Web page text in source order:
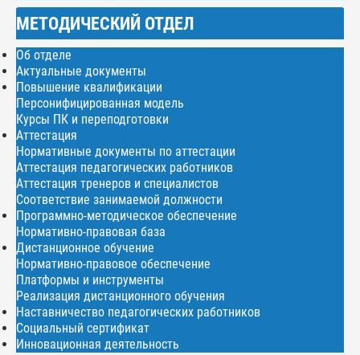
МЕТОДИЧЕСКИЙ ОТДЕЛ
Об отделе
Актуальные документы
Повышение квалификации
Персонифицированная модель
Курсы ПК и переподготовки
Аттестация
Нормативные документы по аттестации
Аттестация педагогических работников
Аттестация тренеров и специалистов
Соответствие занимаемой должности
Программно-методическое обеспечение
Нормативно-правовая база
Дистанционное обучение
Нормативно-правовое обеспечение
Платформы и инструменты
Реализация дистанционного обучения
Наставничество педагогических работников
Социальный сертификат
Инновационная деятельность